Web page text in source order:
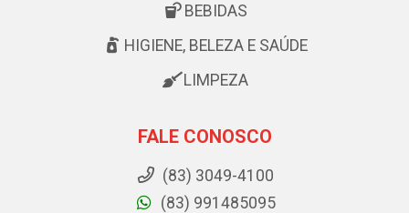
BEBIDAS
HIGIENE, BELEZA E SAÚDE
LIMPEZA
FALE CONOSCO
(83) 3049-4100
(83) 991485095